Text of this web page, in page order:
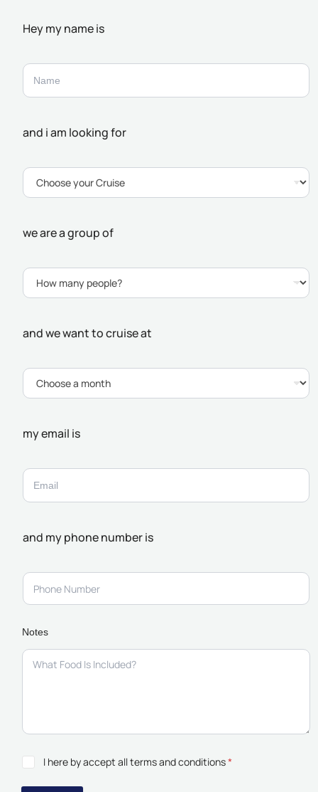
Hey my name is
and i am looking for
we are a group of
and we want to cruise at
my email is
and my phone number is
Notes
I here by accept all terms and conditions*